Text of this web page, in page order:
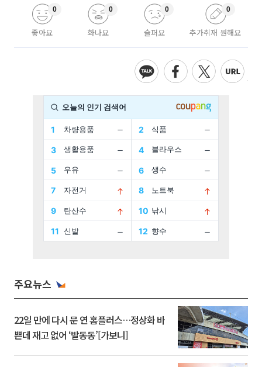
좋아요
0
화나요
0
슬퍼요
0
추가취재 원해요
0
주요뉴스
22일 만에 다시 문 연 홈플러스…정상화 바
쁜데 재고 없어 ‘발동동’[가보니]